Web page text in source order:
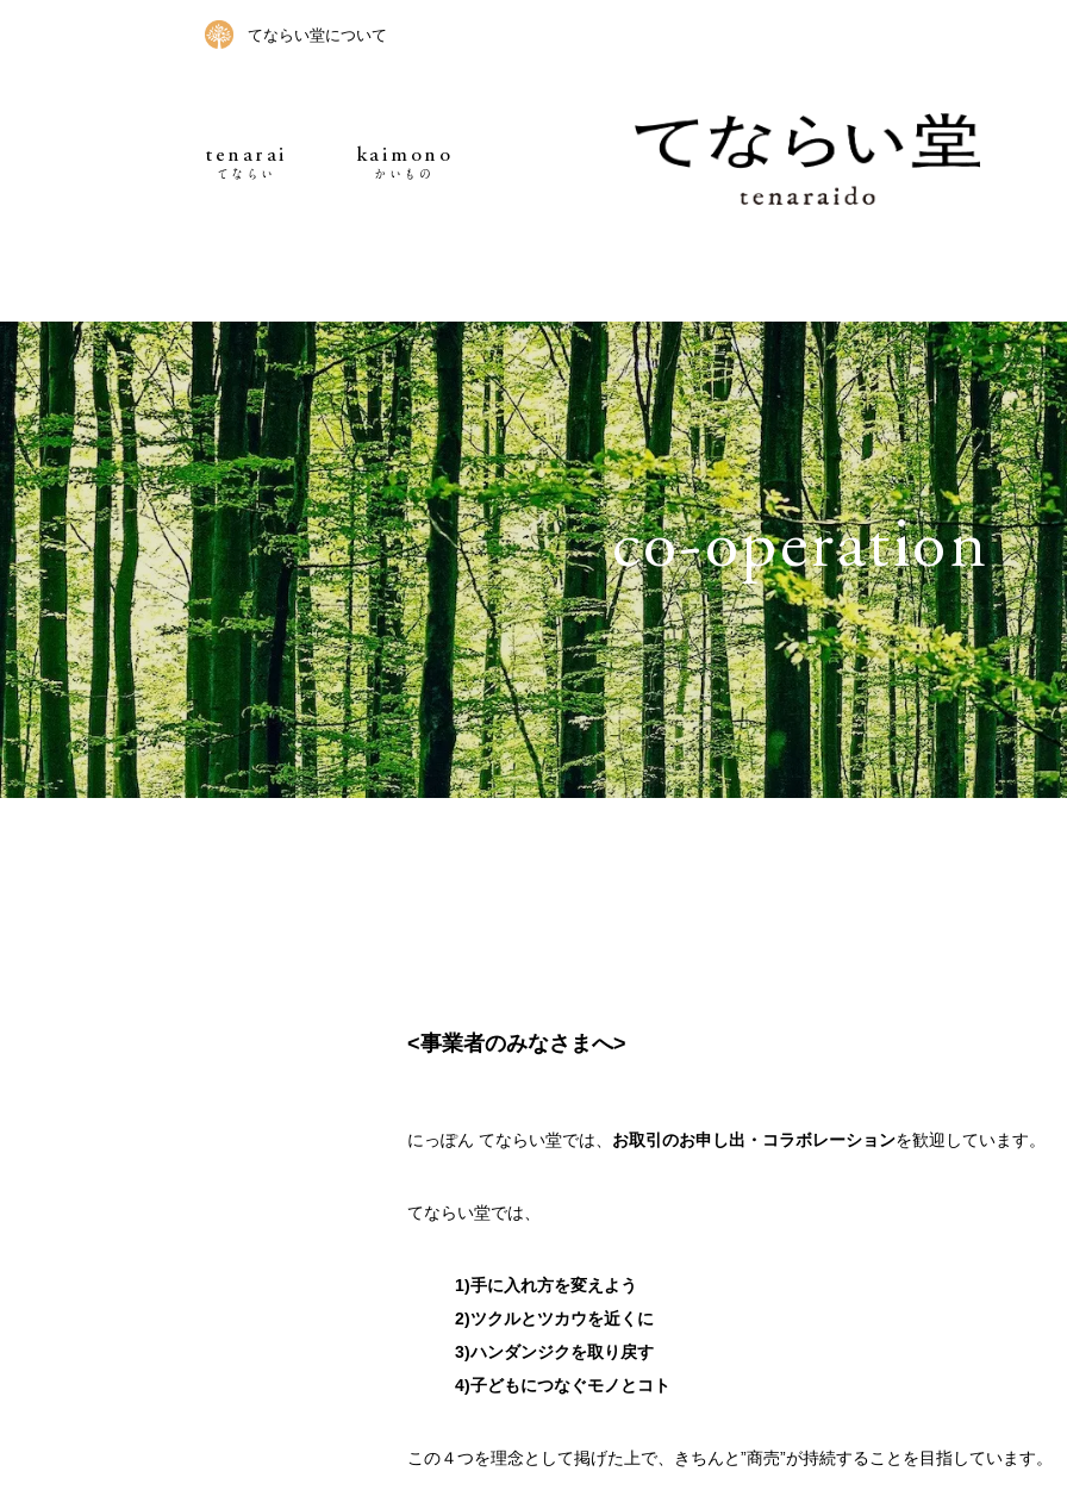
てならい堂について
tenarai
てならい
kaimono
かいもの
co-operation
<事業者のみなさまへ>
にっぽん てならい堂では、 お取引のお申し出・コラボレーションを歓迎しています。
てならい堂では、
1)手に入れ方を変えよう
2)ツクルとツカウを近くに
3)ハンダンジクを取り戻す
4)子どもにつなぐモノとコト
この４つを理念として掲げた上で、きちんと”商売”が持続することを目指しています。